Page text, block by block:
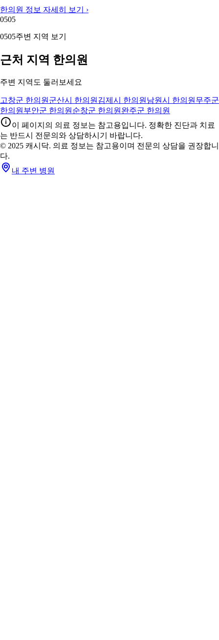
한의원 정보 자세히 보기 ›
0505
0505주변 지역 보기
근처 지역 한의원
주변 지역도 둘러보세요
고창군 한의원 군산시 한의원 김제시 한의원 남원시 한의원 무주군
한의원 부안군 한의원 순창군 한의원 완주군 한의원
이 페이지의 의료 정보는 참고용입니다. 정확한 진단과 치료
는 반드시 전문의와 상담하시기 바랍니다.
© 2025 캐시닥. 의료 정보는 참고용이며 전문의 상담을 권장합니
다.
내 주변 병원